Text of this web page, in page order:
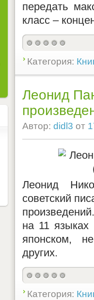
передать
класс –
Категория:
Леонид
Автор: didl3 от
Леонид
советский
на 11 языках
японском,
других.
Категория: